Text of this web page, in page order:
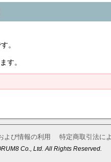
。
す。
よび情報の利用 特定商取引法に
Co., Ltd. All Rights Reserved.